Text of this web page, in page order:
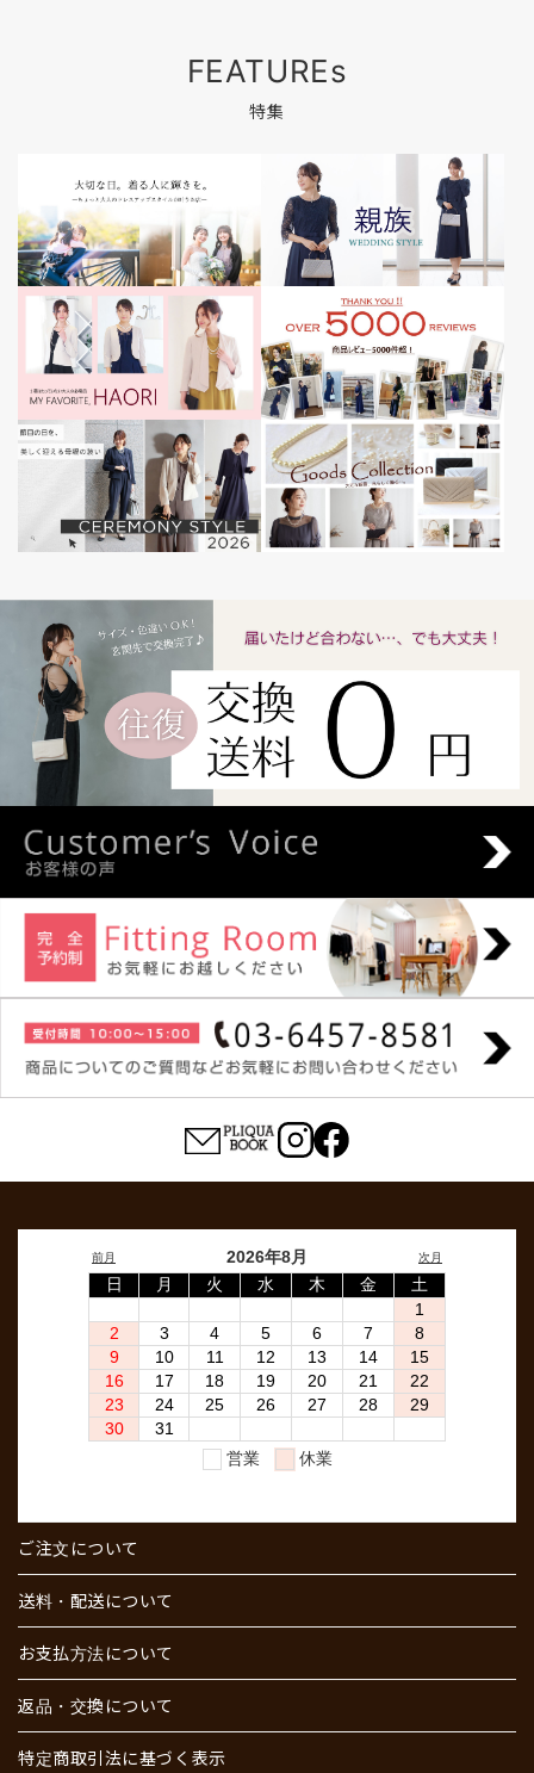
FEATUREs
特集
ご注文について
送料・配送について
お支払方法について
返品・交換について
特定商取引法に基づく表示